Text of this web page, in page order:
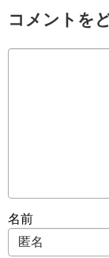
コメントを
名前